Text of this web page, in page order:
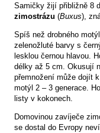
Samičky žijí přibližně 8
zimostrázu (Buxus),
Spíš než drobného
zelenožluté barvy s
lesklou černou hlavou.
délky až 5 cm. Okusují
přemnožení může dojít
motýl 2 – 3 generace.
listy v kokonech.
Domovinou zavíječe
se dostal do Evropy